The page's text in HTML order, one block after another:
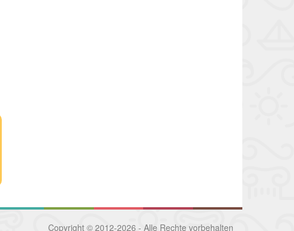
Copyright © 2012-2026 - Alle Rechte vorbehalten